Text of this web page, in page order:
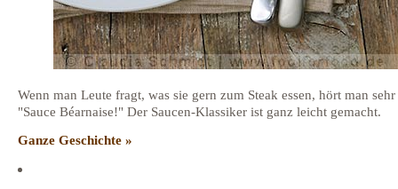
Wenn man Leute fragt, was sie gern zum Steak essen, hört man
"Sauce Béarnaise!" Der Saucen-Klassiker ist ganz leicht gemacht.
Ganze Geschichte »